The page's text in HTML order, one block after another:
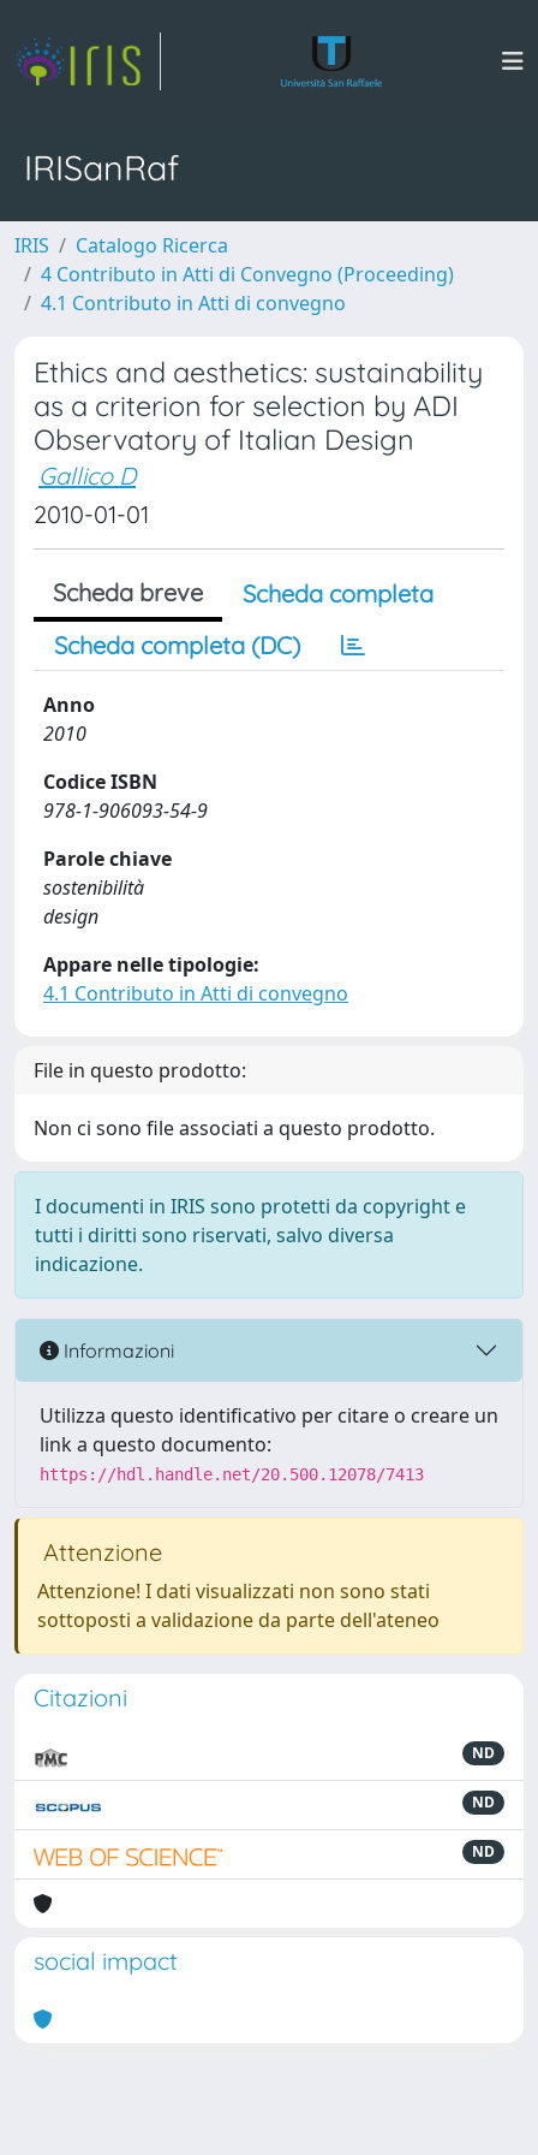
IRISanRaf
IRIS
Catalogo Ricerca
4 Contributo in Atti di Convegno (Proceeding)
4.1 Contributo in Atti di convegno
Ethics and aesthetics: sustainability
as a criterion for selection by ADI
Observatory of Italian Design
Gallico D
2010-01-01
Scheda breve
Scheda completa
Scheda completa (DC)
Anno
2010
Codice ISBN
978-1-906093-54-9
Parole chiave
sostenibilità
design
Appare nelle tipologie:
4.1 Contributo in Atti di convegno
File in questo prodotto:
Non ci sono file associati a questo prodotto.
I documenti in IRIS sono protetti da copyright e
tutti i diritti sono riservati, salvo diversa
indicazione.
Informazioni
Utilizza questo identificativo per citare o creare un
link a questo documento:
https://hdl.handle.net/20.500.12078/7413
Attenzione
Attenzione! I dati visualizzati non sono stati
sottoposti a validazione da parte dell'ateneo
Citazioni
ND
ND
ND
social impact